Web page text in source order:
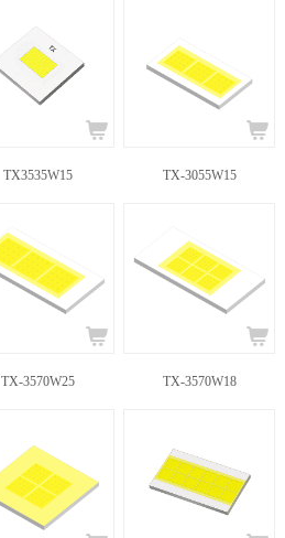
TX3535W15 TX-3055W15
TX-3570W25 TX-3570W18